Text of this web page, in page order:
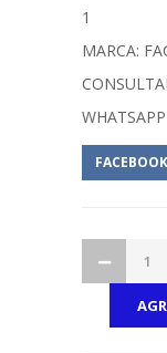
1
MARCA:
FACEBOOK